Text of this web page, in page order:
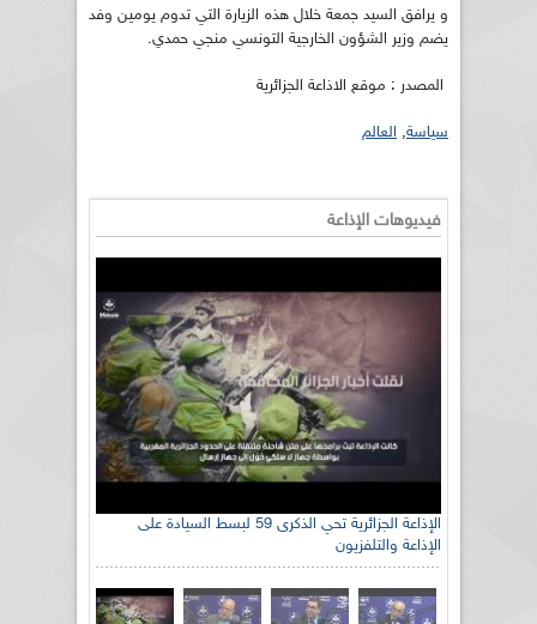
و يرافق السيد جمعة خلال هذه الزيارة التي تدوم يومين وفد
يضم وزير الشؤون الخارجية التونسي منجي حمدي.
المصدر : موقع الاذاعة الجزائرية
سياسة, العالم
فيديوهات الإذاعة
الإذاعة الجزائرية تحي الذكرى 59 لبسط السيادة على
الإذاعة والتلفزيون